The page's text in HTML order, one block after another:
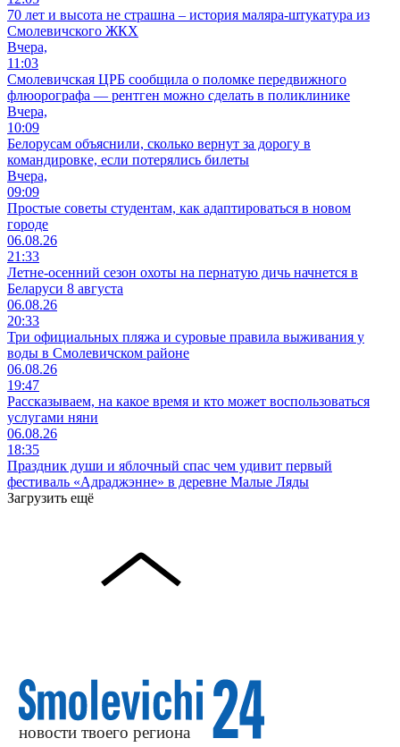
70 лет и высота не страшна – история маляра-штукатура из
Смолевичского ЖКХ
Вчера,
11:03
Смолевичская ЦРБ сообщила о поломке передвижного
флюорографа — рентген можно сделать в поликлинике
Вчера,
10:09
Белорусам объяснили, сколько вернут за дорогу в
командировке, если потерялись билеты
Вчера,
09:09
Простые советы студентам, как адаптироваться в новом
городе
06.08.26
21:33
Летне-осенний сезон охоты на пернатую дичь начнется в
Беларуси 8 августа
06.08.26
20:33
Три официальных пляжа и суровые правила выживания у
воды в Смолевичском районе
06.08.26
19:47
Рассказываем, на какое время и кто может воспользоваться
услугами няни
06.08.26
18:35
Праздник души и яблочный спас чем удивит первый
фестиваль «Адраджэнне» в деревне Малые Ляды
Загрузить ещё